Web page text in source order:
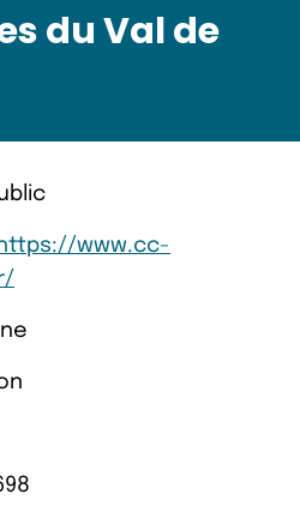
du Val de
https://www.cc-